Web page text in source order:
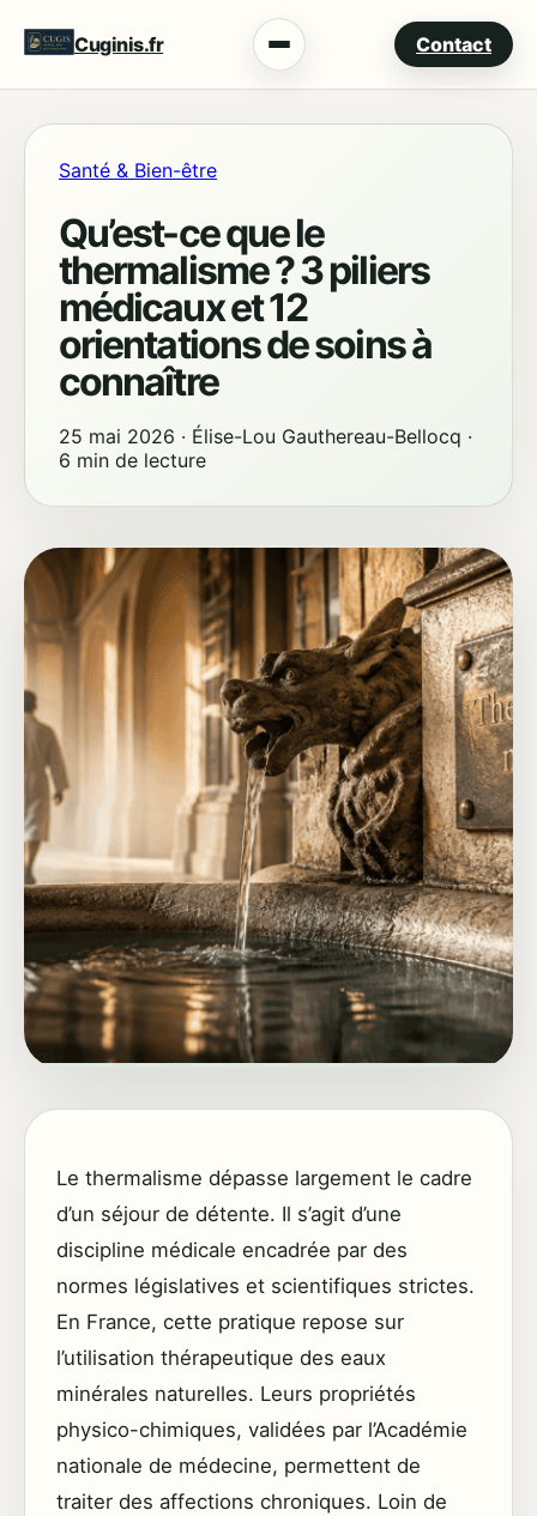
Cuginis.fr Menu Contact
Santé & Bien-être
Qu’est-ce que le
thermalisme ? 3 piliers
médicaux et 12
orientations de soins à
connaître
25 mai 2026 · Élise-Lou Gauthereau-Bellocq ·
6 min de lecture
Le thermalisme dépasse largement le cadre
d’un séjour de détente. Il s’agit d’une
discipline médicale encadrée par des
normes législatives et scientifiques strictes.
En France, cette pratique repose sur
l’utilisation thérapeutique des eaux
minérales naturelles. Leurs propriétés
physico-chimiques, validées par l’Académie
nationale de médecine, permettent de
traiter des affections chroniques. Loin de